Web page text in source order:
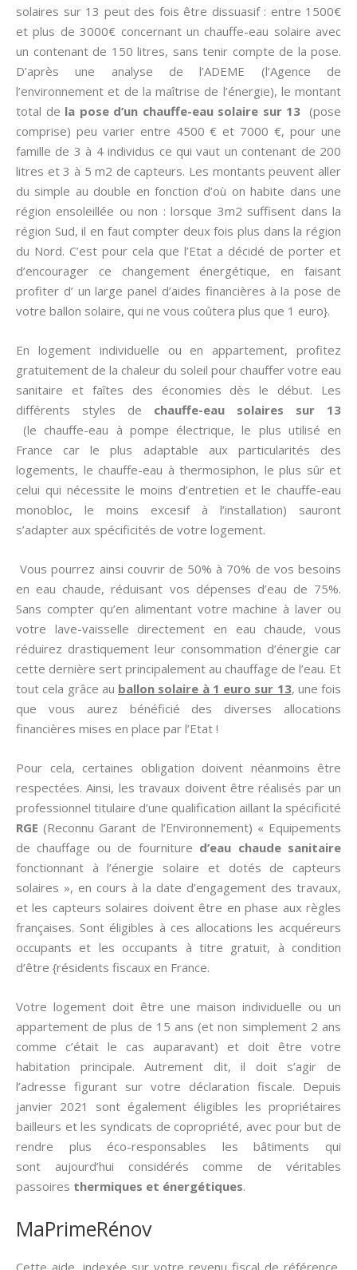
solaires sur 13 peut des fois être dissuasif : entre 1500€
et plus de 3000€ concernant un chauffe-eau solaire avec
un contenant de 150 litres, sans tenir compte de la pose.
D’après une analyse de l’ADEME (l’Agence de
l’environnement et de la maîtrise de l’énergie), le montant
total de la pose d’un chauffe-eau solaire sur 13 (pose
comprise) peu varier entre 4500 € et 7000 €, pour une
famille de 3 à 4 individus ce qui vaut un contenant de 200
litres et 3 à 5 m2 de capteurs. Les montants peuvent aller
du simple au double en fonction d’où on habite dans une
région ensoleillée ou non : lorsque 3m2 suffisent dans la
région Sud, il en faut compter deux fois plus dans la région
du Nord. C’est pour cela que l’Etat a décidé de porter et
d’encourager ce changement énergétique, en faisant
profiter d’ un large panel d’aides financières à la pose de
votre ballon solaire, qui ne vous coûtera plus que 1 euro}.
En logement individuelle ou en appartement, profitez
gratuitement de la chaleur du soleil pour chauffer votre eau
sanitaire et faîtes des économies dès le début. Les
différents styles de chauffe-eau solaires sur 13
(le chauffe-eau à pompe électrique, le plus utilisé en
France car le plus adaptable aux particularités des
logements, le chauffe-eau à thermosiphon, le plus sûr et
celui qui nécessite le moins d’entretien et le chauffe-eau
monobloc, le moins excesif à l’installation) sauront
s’adapter aux spécificités de votre logement.
Vous pourrez ainsi couvrir de 50% à 70% de vos besoins
en eau chaude, réduisant vos dépenses d’eau de 75%.
Sans compter qu’en alimentant votre machine à laver ou
votre lave-vaisselle directement en eau chaude, vous
réduirez drastiquement leur consommation d’énergie car
cette dernière sert principalement au chauffage de l’eau. Et
tout cela grâce au ballon solaire à 1 euro sur 13, une fois
que vous aurez bénéficié des diverses allocations
financières mises en place par l’Etat !
Pour cela, certaines obligation doivent néanmoins être
respectées. Ainsi, les travaux doivent être réalisés par un
professionnel titulaire d’une qualification aillant la spécificité
RGE(Reconnu Garant de l’Environnement) « Equipements
de chauffage ou de fourniture d’eau chaude sanitaire
fonctionnant à l’énergie solaire et dotés de capteurs
solaires », en cours à la date d’engagement des travaux,
et les capteurs solaires doivent être en phase aux règles
françaises. Sont éligibles à ces allocations les acquéreurs
occupants et les occupants à titre gratuit, à condition
d’être {résidents fiscaux en France.
Votre logement doit être une maison individuelle ou un
appartement de plus de 15 ans (et non simplement 2 ans
comme c’était le cas auparavant) et doit être votre
habitation principale. Autrement dit, il doit s’agir de
l’adresse figurant sur votre déclaration fiscale. Depuis
janvier 2021 sont également éligibles les propriétaires
bailleurs et les syndicats de copropriété, avec pour but de
rendre plus éco-responsables les bâtiments qui
sont aujourd’hui considérés comme de véritables
passoires thermiques et énergétiques.
MaPrimeRénov
Cette aide, indexée sur votre revenu fiscal de référence,